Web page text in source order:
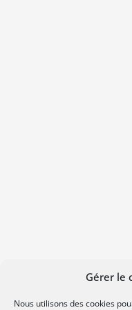
Gérer le
Nous utilisons des cookies